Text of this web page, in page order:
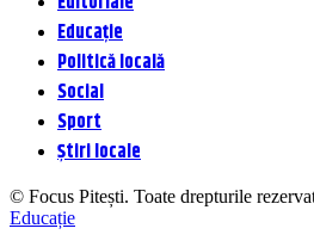
Educație
Politică locală
Social
Sport
Știri locale
© Focus Pitești. Toate drepturile
Educație